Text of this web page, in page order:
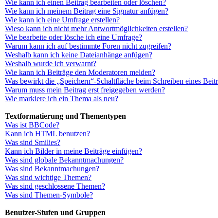
Wie kann ich einen Beitrag bearbeiten oder löschen?
Wie kann ich meinem Beitrag eine Signatur anfügen?
Wie kann ich eine Umfrage erstellen?
Wieso kann ich nicht mehr Antwortmöglichkeiten erstellen?
Wie bearbeite oder lösche ich eine Umfrage?
Warum kann ich auf bestimmte Foren nicht zugreifen?
Weshalb kann ich keine Dateianhänge anfügen?
Weshalb wurde ich verwarnt?
Wie kann ich Beiträge den Moderatoren melden?
Was bewirkt die „Speichern“-Schaltfläche beim Schreiben eines
Warum muss mein Beitrag erst freigegeben werden?
Wie markiere ich ein Thema als neu?
Textformatierung und Thementypen
Was ist BBCode?
Kann ich HTML benutzen?
Was sind Smilies?
Kann ich Bilder in meine Beiträge einfügen?
Was sind globale Bekanntmachungen?
Was sind Bekanntmachungen?
Was sind wichtige Themen?
Was sind geschlossene Themen?
Was sind Themen-Symbole?
Benutzer-Stufen und Gruppen